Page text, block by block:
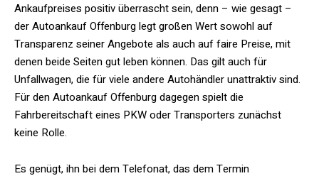
Ankaufpreises positiv überrascht sein, denn – wie gesagt –
der Autoankauf Offenburg legt großen Wert sowohl auf
Transparenz seiner Angebote als auch auf faire Preise, mit
denen beide Seiten gut leben können. Das gilt auch für
Unfallwagen, die für viele andere Autohändler unattraktiv sind.
Für den Autoankauf Offenburg dagegen spielt die
Fahrbereitschaft eines PKW oder Transporters zunächst
keine Rolle.
Es genügt, ihn bei dem Telefonat, das dem Termin